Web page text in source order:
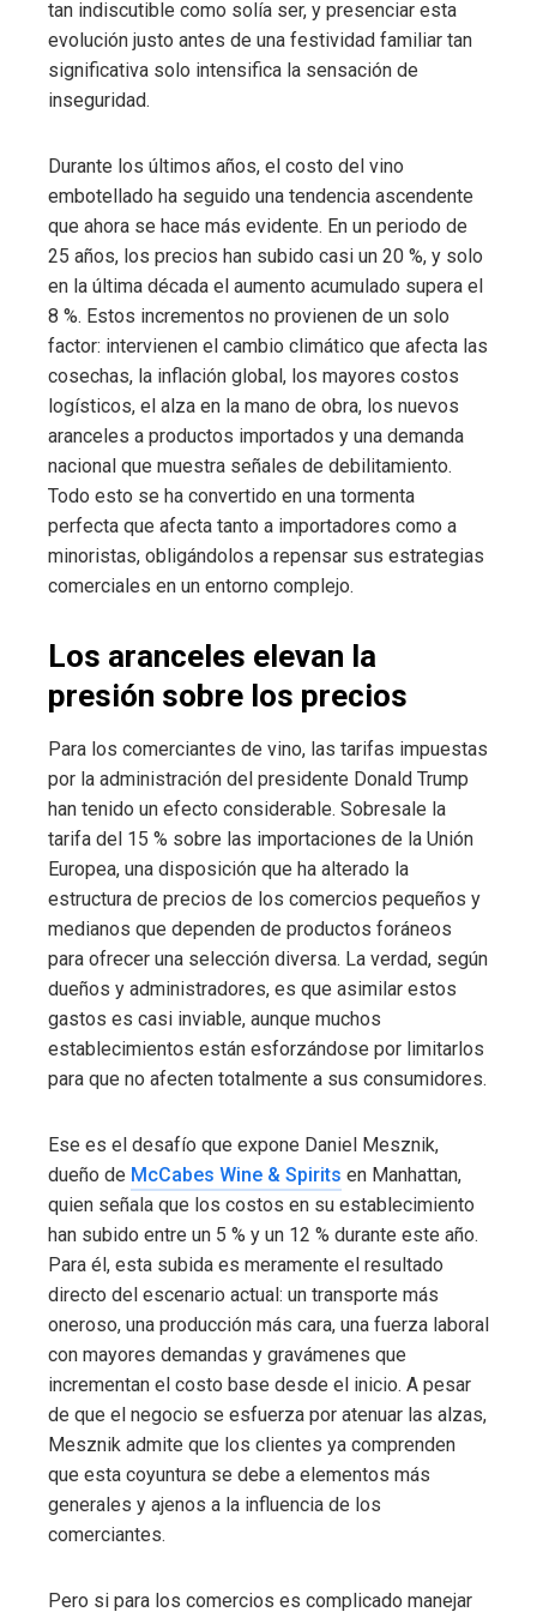
tan indiscutible como solía ser, y presenciar esta
evolución justo antes de una festividad familiar tan
significativa solo intensifica la sensación de
inseguridad.
Durante los últimos años, el costo del vino
embotellado ha seguido una tendencia ascendente
que ahora se hace más evidente. En un periodo de
25 años, los precios han subido casi un 20 %, y solo
en la última década el aumento acumulado supera el
8 %. Estos incrementos no provienen de un solo
factor: intervienen el cambio climático que afecta las
cosechas, la inflación global, los mayores costos
logísticos, el alza en la mano de obra, los nuevos
aranceles a productos importados y una demanda
nacional que muestra señales de debilitamiento.
Todo esto se ha convertido en una tormenta
perfecta que afecta tanto a importadores como a
minoristas, obligándolos a repensar sus estrategias
comerciales en un entorno complejo.
Los aranceles elevan la
presión sobre los precios
Para los comerciantes de vino, las tarifas impuestas
por la administración del presidente Donald Trump
han tenido un efecto considerable. Sobresale la
tarifa del 15 % sobre las importaciones de la Unión
Europea, una disposición que ha alterado la
estructura de precios de los comercios pequeños y
medianos que dependen de productos foráneos
para ofrecer una selección diversa. La verdad, según
dueños y administradores, es que asimilar estos
gastos es casi inviable, aunque muchos
establecimientos están esforzándose por limitarlos
para que no afecten totalmente a sus consumidores.
Ese es el desafío que expone Daniel Mesznik,
dueño de McCabes Wine & Spirits en Manhattan,
quien señala que los costos en su establecimiento
han subido entre un 5 % y un 12 % durante este año.
Para él, esta subida es meramente el resultado
directo del escenario actual: un transporte más
oneroso, una producción más cara, una fuerza laboral
con mayores demandas y gravámenes que
incrementan el costo base desde el inicio. A pesar
de que el negocio se esfuerza por atenuar las alzas,
Mesznik admite que los clientes ya comprenden
que esta coyuntura se debe a elementos más
generales y ajenos a la influencia de los
comerciantes.
Pero si para los comercios es complicado manejar